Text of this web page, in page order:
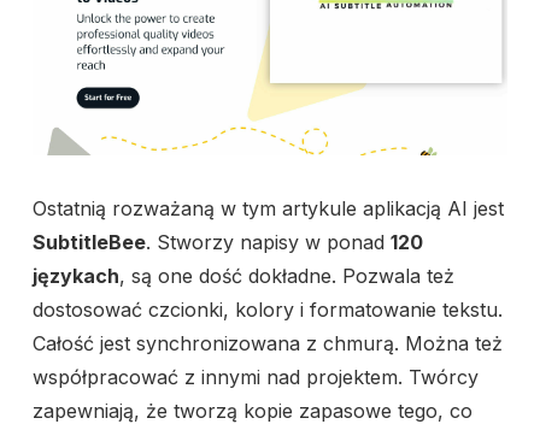
Ostatnią rozważaną w tym artykule aplikacją AI jest
SubtitleBee. Stworzy napisy w ponad 120
językach, są one dość dokładne. Pozwala też
dostosować czcionki, kolory i formatowanie tekstu.
Całość jest synchronizowana z chmurą. Można też
współpracować z innymi nad projektem. Twórcy
zapewniają, że tworzą kopie zapasowe tego, co